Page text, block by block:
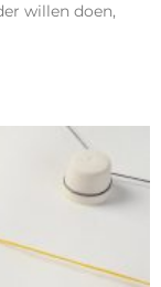
willen doen,